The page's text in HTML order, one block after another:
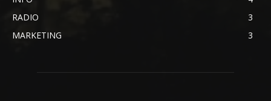
RADIO
3
MARKETING
3